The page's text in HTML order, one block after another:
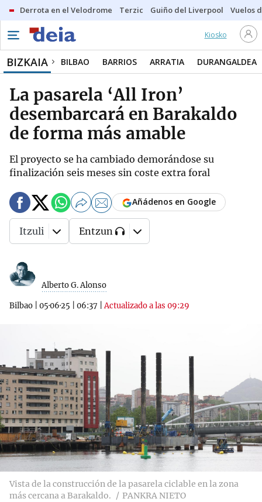
Derrota en el Velodrome Terzic Guiño del Liverpool Vuelos
Kiosko
BIZKAIA BILBAO BARRIOS ARRATIA DURANGALDEA
La pasarela ‘All Iron’
desembarcará en Barakaldo
de forma más amable
El proyecto se ha cambiado demorándose su
finalización seis meses sin coste extra foral
Alberto G. Alonso
Bilbao 05·06·25 06:37 |Actualizado a las 09:29
Añádenos en Google
Itzuli Entzun
Vista de la construcción de la pasarela ciclable en la zona
más cercana a Barakaldo.
PANKRA NIETO